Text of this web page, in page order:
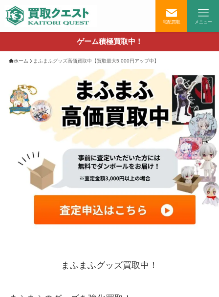
宅配買取 メニュー
ゲーム積極買取中！
ホーム まふまふグッズ高価買取中【買取最大5,000円アップ中】
まふまふグッズ買取中！